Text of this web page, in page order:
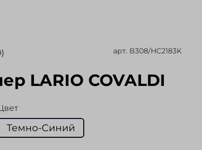
арт. B308/HC2183K
LARIO COVALDI
Темно-Синий